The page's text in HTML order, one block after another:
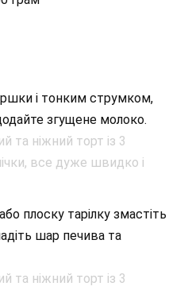
і тонким струмком,
згущене молоко.
плоску тарілку змастіть
шар печива та